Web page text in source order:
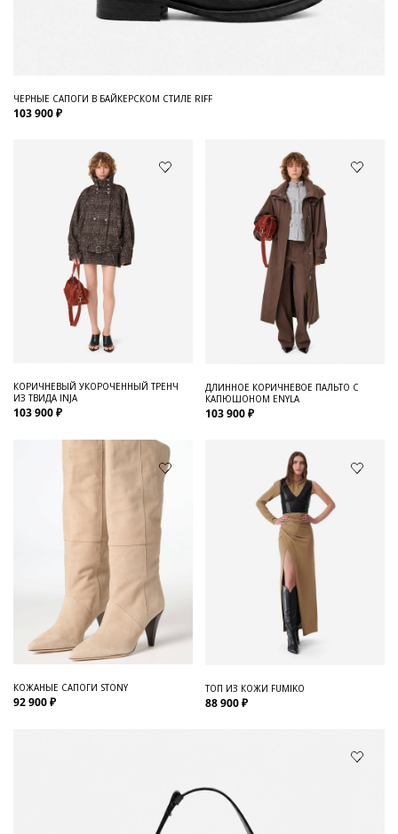
ЧЕРНЫЕ САПОГИ В БАЙКЕРСКОМ СТИЛЕ RIFF
103 900 ₽
КОРИЧНЕВЫЙ УКОРОЧЕННЫЙ ТРЕНЧ
ИЗ ТВИДА INJA
103 900 ₽
ДЛИННОЕ КОРИЧНЕВОЕ ПАЛЬТО С
КАПЮШОНОМ ENYLA
103 900 ₽
КОЖАНЫЕ САПОГИ STONY
92 900 ₽
ТОП ИЗ КОЖИ FUMIKO
88 900 ₽